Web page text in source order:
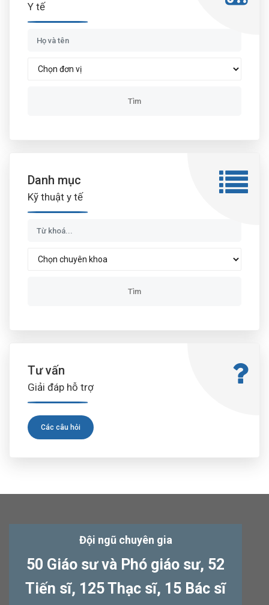
Y tế
Danh mục
Kỹ thuật y tế
Tư vấn
Giải đáp hỗ trợ
Các câu hỏi
Đội ngũ chuyên gia
50 Giáo sư và Phó giáo sư, 52
Tiến sĩ, 125 Thạc sĩ, 15 Bác sĩ